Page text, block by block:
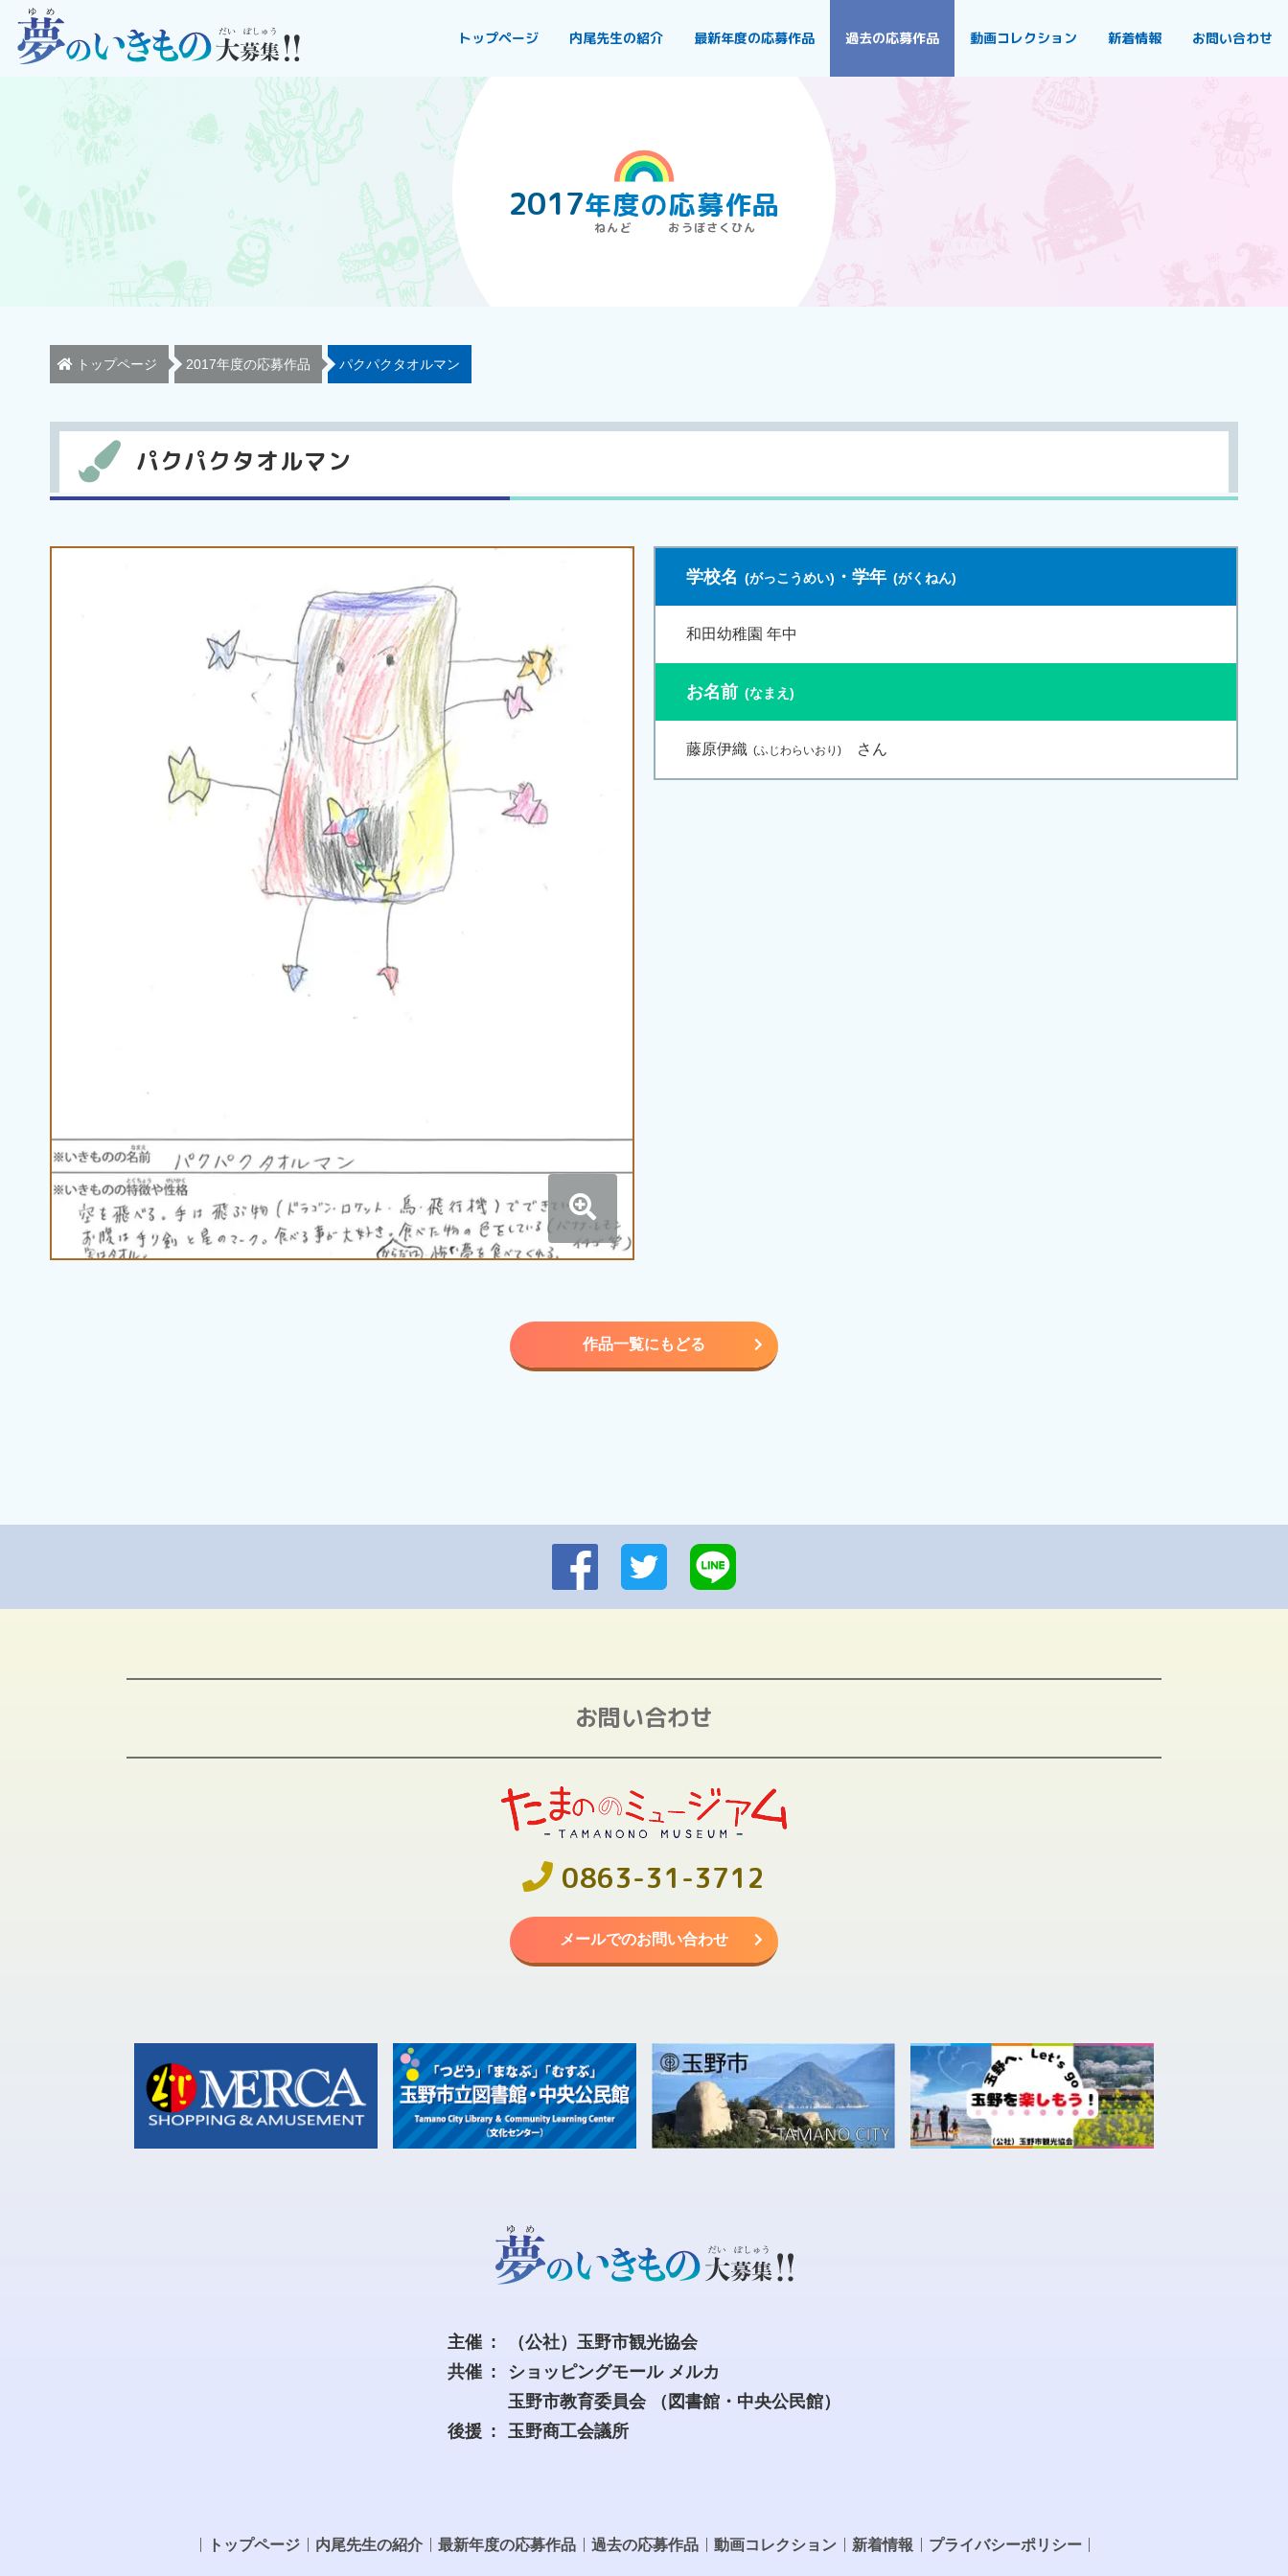
トップページ 内尾先生の紹介 最新年度の応募作品 過去の応募作品 動画コレクション 新着情報 お問い合わせ
2017年度の応募作品
トップページ 2017年度の応募作品 パクパクタオルマン
パクパクタオルマン
学校名 ・ 学年
和田幼稚園 年中
お名前
藤原伊織 さん
作品一覧にもどる
お問い合わせ
0863-31-3712
メールでのお問い合わせ
主催
（公社）玉野市観光協会
共催
ショッピングモール メルカ
玉野市教育委員会
（図書館・中央公民館）
後援
玉野商工会議所
トップページ 内尾先生の紹介 最新年度の応募作品 過去の応募作品 動画コレクション 新着情報 プライバシーポリシー